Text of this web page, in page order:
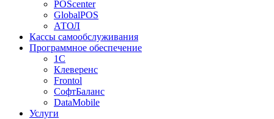
POScenter
GlobalPOS
АТОЛ
Кассы самообслуживания
Программное обеспечение
1С
Клеверенс
Frontol
СофтБаланс
DataMobile
Услуги